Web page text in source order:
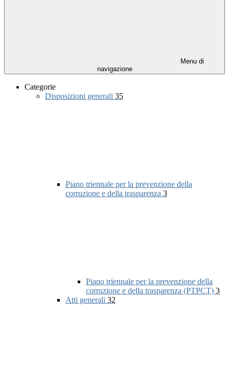
Menu di
navigazione
Categorie
Disposizioni generali 35
Piano triennale per la prevenzione della
corruzione e della trasparenza 3
Piano triennale per la prevenzione della
corruzione e della trasparenza (PTPCT) 3
Atti generali 32